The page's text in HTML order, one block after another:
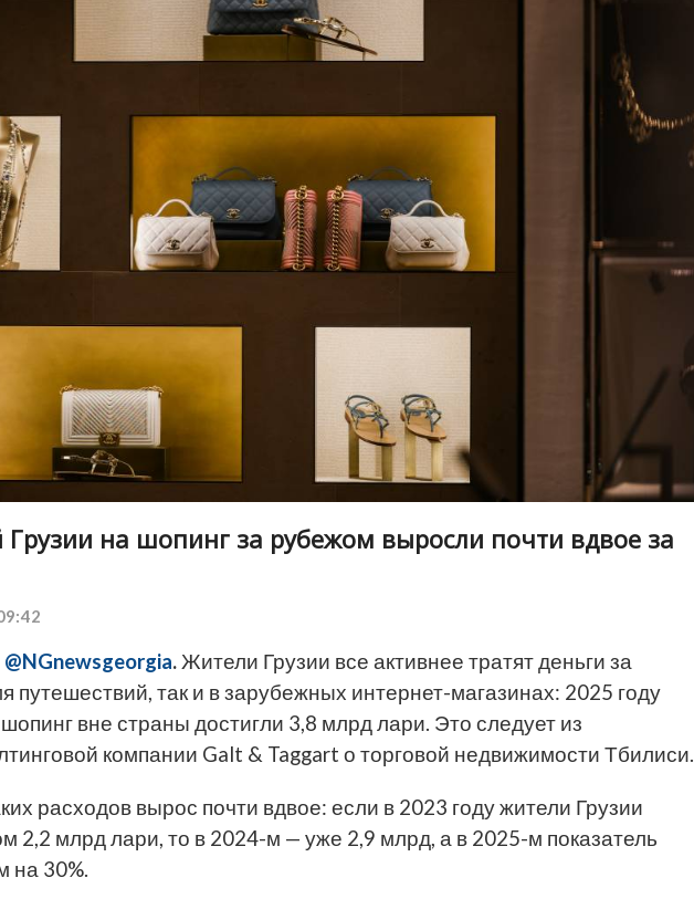
Грузии на шопинг за рубежом выросли почти вдвое за
@NGnewsgeorgia. Жители Грузии все активнее тратят деньги за
путешествий, так и в зарубежных интернет-магазинах: 2025 году
вне страны достигли 3,8 млрд лари. Это следует из
компании Galt & Taggart о торговой недвижимости Тбилиси.
расходов вырос почти вдвое: если в 2023 году жители Грузии
2,2 млрд лари, то в 2024-м — уже 2,9 млрд, а в 2025-м показатель
на 30%.